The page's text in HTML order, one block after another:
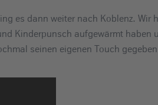
es dann weiter nach Koblenz.
Kinderpunsch aufgewärmt
seinen eigenen Touch